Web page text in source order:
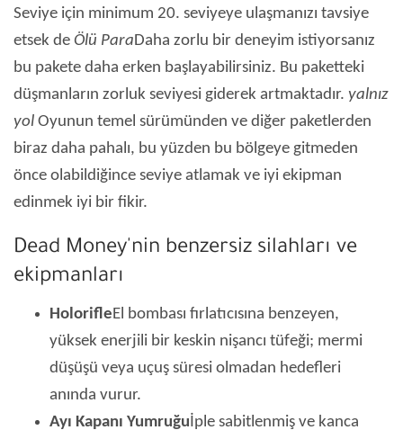
Seviye için minimum 20. seviyeye ulaşmanızı tavsiye
etsek de Ölü ParaDaha zorlu bir deneyim istiyorsanız
bu pakete daha erken başlayabilirsiniz. Bu paketteki
düşmanların zorluk seviyesi giderek artmaktadır. yalnız
yol Oyunun temel sürümünden ve diğer paketlerden
biraz daha pahalı, bu yüzden bu bölgeye gitmeden
önce olabildiğince seviye atlamak ve iyi ekipman
edinmek iyi bir fikir.
Dead Money'nin benzersiz silahları ve
ekipmanları
HolorifleEl bombası fırlatıcısına benzeyen,
yüksek enerjili bir keskin nişancı tüfeği; mermi
düşüşü veya uçuş süresi olmadan hedefleri
anında vurur.
Ayı Kapanı Yumruğuİple sabitlenmiş ve kanca